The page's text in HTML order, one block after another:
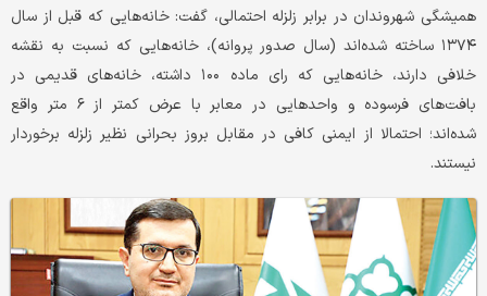
همیشگی شهروندان در برابر زلزله احتمالی، گفت: خانه‌هایی که قبل از سال
۱۳۷۴ ساخته شده‌اند (سال صدور پروانه)، خانه‌هایی که نسبت به نقشه
خلافی دارند، خانه‌هایی که رای ماده ۱۰۰ داشته، خانه‌های قدیمی در
بافت‌های فرسوده و واحدهایی در معابر با عرض کمتر از ۶ متر واقع
شده‌اند؛ احتمالا از ایمنی کافی در مقابل بروز بحرانی نظیر زلزله برخوردار
نیستند.